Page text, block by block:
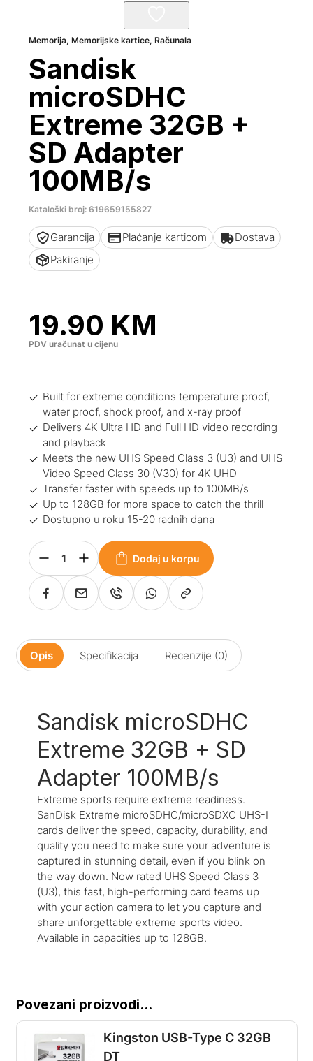
Memorija,Memorijske kartice,Računala
Sandisk
microSDHC
Extreme 32GB +
SD Adapter
100MB/s
Kataloški broj: 619659155827
Garancija Plaćanje karticom
Dostava
Pakiranje
19.90 KM
PDV uračunat u cijenu
Built for extreme conditions temperature proof,
water proof, shock proof, and x-ray proof
Delivers 4K Ultra HD and Full HD video recording
and playback
Meets the new UHS Speed Class 3 (U3) and UHS
Video Speed Class 30 (V30) for 4K UHD
Transfer faster with speeds up to 100MB/s
Up to 128GB for more space to catch the thrill
Dostupno u roku 15-20 radnih dana
Dodaj u korpu
Opis Specifikacija Recenzije (0)
Sandisk microSDHC
Extreme 32GB + SD
Adapter 100MB/s
Extreme sports require extreme readiness.
SanDisk Extreme microSDHC/microSDXC UHS-I
cards deliver the speed, capacity, durability, and
quality you need to make sure your adventure is
captured in stunning detail, even if you blink on
the way down. Now rated UHS Speed Class 3
(U3), this fast, high-performing card teams up
with your action camera to let you capture and
share unforgettable extreme sports video.
Available in capacities up to 128GB.
Povezani proizvodi...
Kingston USB-Type C 32GB
DT